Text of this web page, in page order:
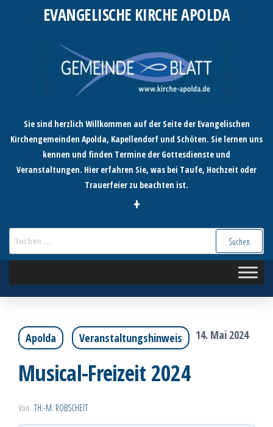
EVANGELISCHE KIRCHE APOLDA
Sie sind herzlich Willkommen auf der Seite der Evangelischen
Kirchengemeinden Apolda, Kapellendorf und Schöten. Sie lernen uns
kennen und finden Termine der Gottesdienste und
Veranstaltungen. Hier erfahren Sie, was bei Taufe, Hochzeit oder
Trauerfeier zu beachten ist.
+
Apolda Veranstaltungshinweis 14. Mai 2024
Musical-Freizeit 2024
Von TH.-M. ROBSCHEIT